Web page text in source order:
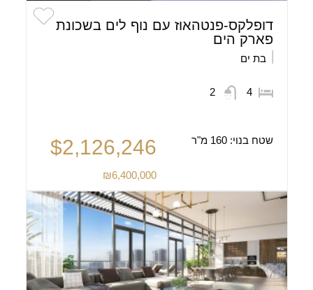
דופלקס-פנטהאוז עם נוף לים בשכונת
פארק הים
בת ים
4
2
שטח בנוי:160 מ"ר $2,126,246
₪6,400,000